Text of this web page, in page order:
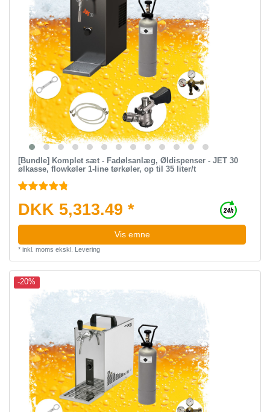
[Bundle] Komplet sæt - Fadølsanlæg, Øldispenser - JET 30
ølkasse, flowkøler 1-line tørkøler, op til 35 liter/t
DKK 5,313.49 *
Vis emne
* inkl. moms ekskl. Levering
-20%